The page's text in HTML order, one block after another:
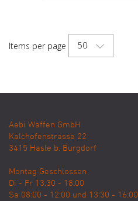
Items per page 50
Aebi Waffen GmbH
Kalchofenstrasse 22
3415 Hasle b. Burgdorf
Montag Geschlossen
Di - Fr 13:30 - 18:00
Sa 08:00 - 12:00 und 13:30 - 16:00